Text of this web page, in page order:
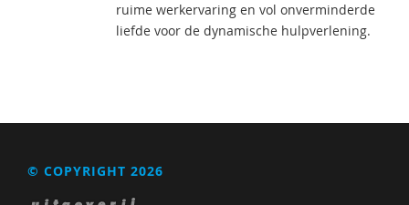
ruime werkervaring en vol onverminderde
liefde voor de dynamische hulpverlening.
© COPYRIGHT 2026